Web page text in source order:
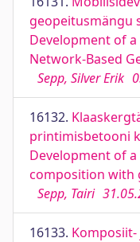
geopeitusmängu
Development of
Network-Based
Sepp, Silver Erik
16132.
printimisbetooni
Development of
composition with
Sepp, Tairi
16133.